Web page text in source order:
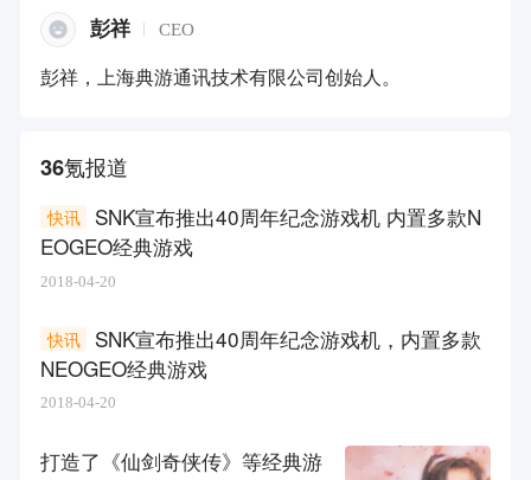
彭祥 CEO
彭祥，上海典游通讯技术有限公司创始人。
36氪报道
SNK宣布推出40周年纪念游戏机 内置多款N
EOGEO经典游戏
快讯
2018-04-20
SNK宣布推出40周年纪念游戏机，内置多款
NEOGEO经典游戏
快讯
2018-04-20
打造了《仙剑奇侠传》等经典游